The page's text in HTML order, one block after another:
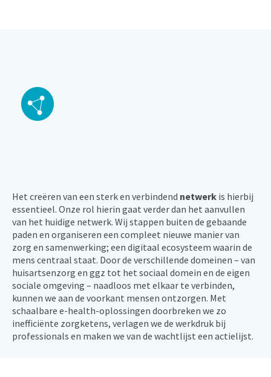
Het creëren van een sterk en verbindend netwerk is hierbij
essentieel. Onze rol hierin gaat verder dan het aanvullen
van het huidige netwerk. Wij stappen buiten de gebaande
paden en organiseren een compleet nieuwe manier van
zorg en samenwerking; een digitaal ecosysteem waarin de
mens centraal staat. Door de verschillende domeinen – van
huisartsenzorg en ggz tot het sociaal domein en de eigen
sociale omgeving – naadloos met elkaar te verbinden,
kunnen we aan de voorkant mensen ontzorgen. Met
schaalbare e-health-oplossingen doorbreken we zo
inefficiënte zorgketens, verlagen we de werkdruk bij
professionals en maken we van de wachtlijst een actielijst.